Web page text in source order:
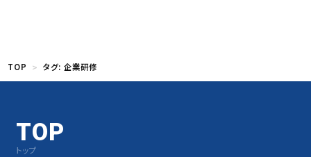
TOP タグ:企業研修
TOP
トップ